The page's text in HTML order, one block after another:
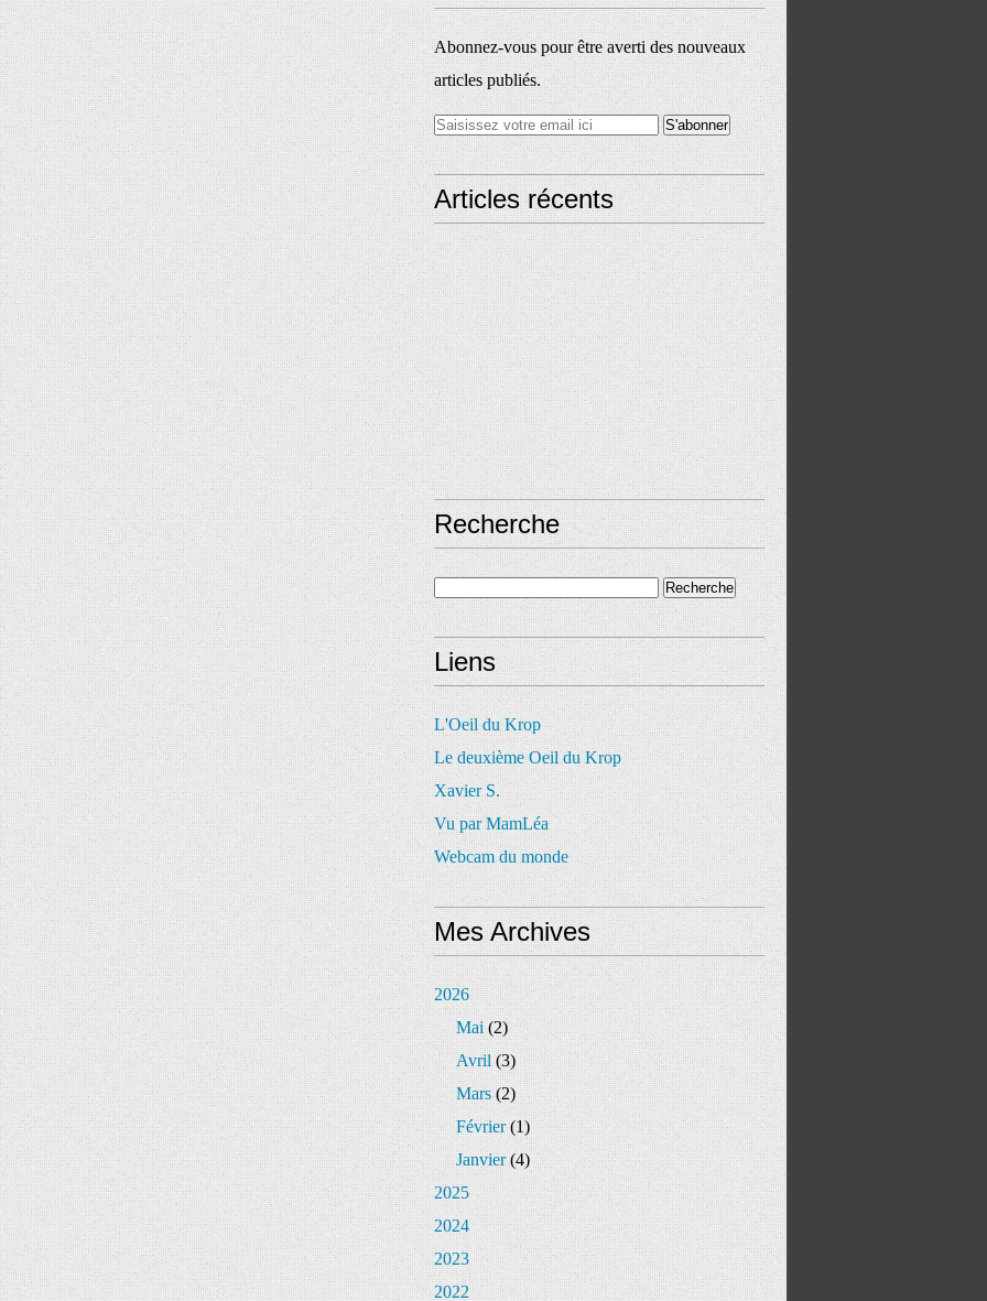
Abonnez-vous pour être averti des nouveaux
articles publiés.
Articles récents
Recherche
Liens
L'Oeil du Krop
Le deuxième Oeil du Krop
Xavier S.
Vu par MamLéa
Webcam du monde
Mes Archives
2026
Mai(2)
Avril(3)
Mars(2)
Février(1)
Janvier(4)
2025
2024
2023
2022